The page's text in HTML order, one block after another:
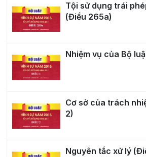
Tội sử dụng trái
(Điều 265a)
Nhiệm vụ của Bộ
Cơ sở của trách
2)
Nguyên tắc xử lý